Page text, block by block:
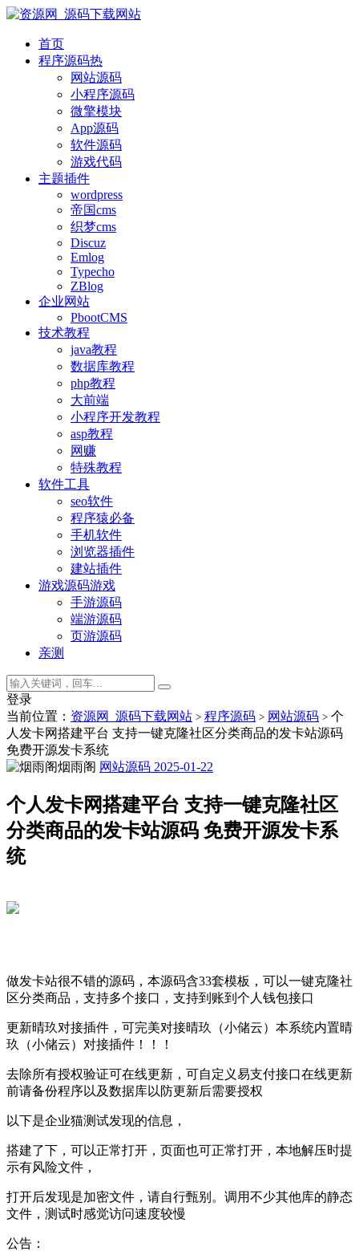
首页
程序源码热
网站源码
小程序源码
微擎模块
App源码
软件源码
游戏代码
主题插件
wordpress
帝国cms
织梦cms
Discuz
Emlog
Typecho
ZBlog
企业网站
PbootCMS
技术教程
java教程
数据库教程
php教程
大前端
小程序开发教程
asp教程
网赚
特殊教程
软件工具
seo软件
程序猿必备
手机软件
浏览器插件
建站插件
游戏源码游戏
手游源码
端游源码
页游源码
亲测
登录
当前位置： 资源网_源码下载网站 > 程序源码 > 网站源码 > 个
人发卡网搭建平台 支持一键克隆社区分类商品的发卡站源码
免费开源发卡系统
烟雨阁 网站源码 2025-01-22
个人发卡网搭建平台 支持一键克隆社区
分类商品的发卡站源码 免费开源发卡系
统
做发卡站很不错的源码，本源码含33套模板，可以一键克隆社
区分类商品，支持多个接口，支持到账到个人钱包接口
更新晴玖对接插件，可完美对接晴玖（小储云）本系统内置晴
玖（小储云）对接插件！！！
去除所有授权验证可在线更新，可自定义易支付接口在线更新
前请备份程序以及数据库以防更新后需要授权
以下是企业猫测试发现的信息，
搭建了下，可以正常打开，页面也可正常打开，本地解压时提
示有风险文件，
打开后发现是加密文件，请自行甄别。调用不少其他库的静态
文件，测试时感觉访问速度较慢
公告：